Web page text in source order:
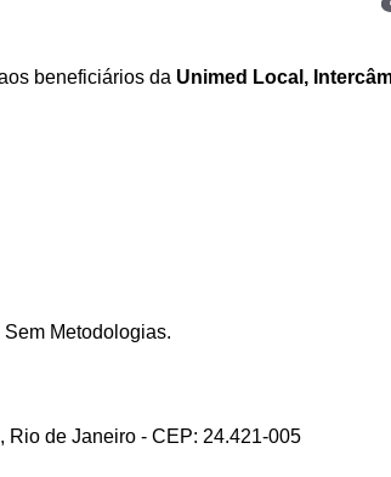
beneficiários da Unimed Local,
Metodologias.
Rio de Janeiro - CEP: 24.421-005